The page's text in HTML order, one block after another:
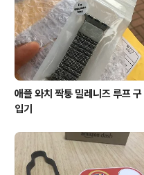
애플 와치 짝퉁 밀레니즈 루프 구
입기